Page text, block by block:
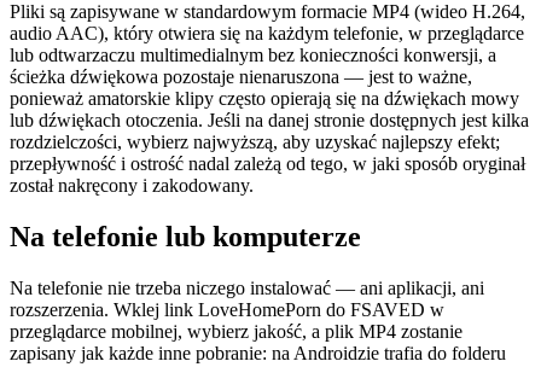
Pliki są zapisywane w standardowym formacie MP4 (wideo H.264,
audio AAC), który otwiera się na każdym telefonie, w przeglądarce
lub odtwarzaczu multimedialnym bez konieczności konwersji, a
ścieżka dźwiękowa pozostaje nienaruszona — jest to ważne,
ponieważ amatorskie klipy często opierają się na dźwiękach mowy
lub dźwiękach otoczenia. Jeśli na danej stronie dostępnych jest kilka
rozdzielczości, wybierz najwyższą, aby uzyskać najlepszy efekt;
przepływność i ostrość nadal zależą od tego, w jaki sposób oryginał
został nakręcony i zakodowany.
Na telefonie lub komputerze
Na telefonie nie trzeba niczego instalować — ani aplikacji, ani
rozszerzenia. Wklej link LoveHomePorn do FSAVED w
przeglądarce mobilnej, wybierz jakość, a plik MP4 zostanie
zapisany jak każde inne pobranie: na Androidzie trafia do folderu